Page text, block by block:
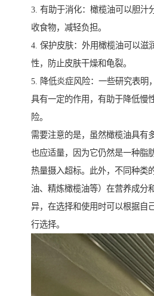
3. 有助于消化：橄榄油可以胆汁
收食物，减轻负担。
4. 保护皮肤：外用橄榄油可以滋
性，防止皮肤干燥和龟裂。
5. 降低炎症风险：一些研究表明
具有一定的作用，有助于降低慢
险。
需要注意的是，虽然橄榄油具有
也应适量，因为它仍然是一种脂
热量摄入超标。此外，不同种类
油、精炼橄榄油等）在营养成分
异，在选择和使用时可以根据自
行选择。